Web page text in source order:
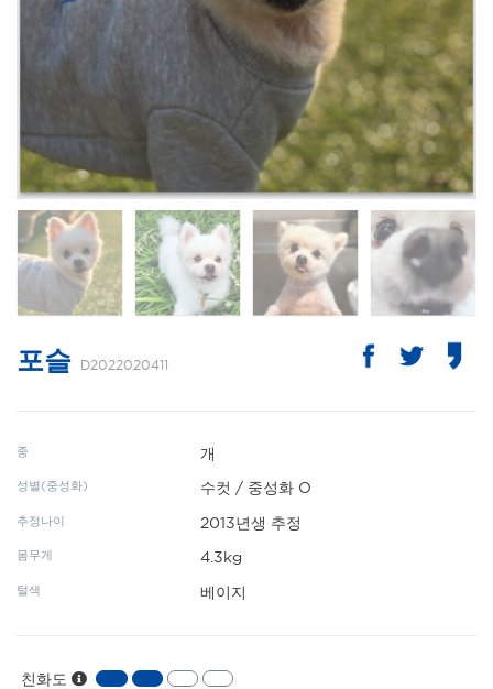
포슬 D2022020411
종 개
성별(중성화) 수컷 / 중성화 O
추정나이 2013년생 추정
몸무게 4.3kg
털색 베이지
친화도